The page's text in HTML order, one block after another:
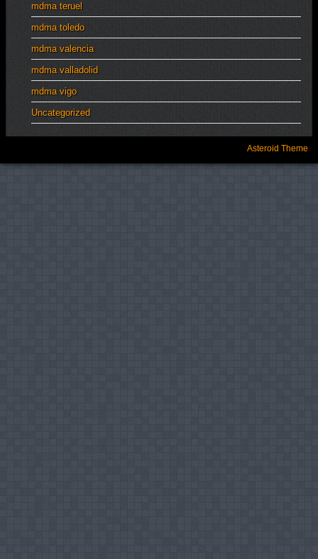
mdma teruel
mdma toledo
mdma valencia
mdma valladolid
mdma vigo
Uncategorized
Asteroid Theme